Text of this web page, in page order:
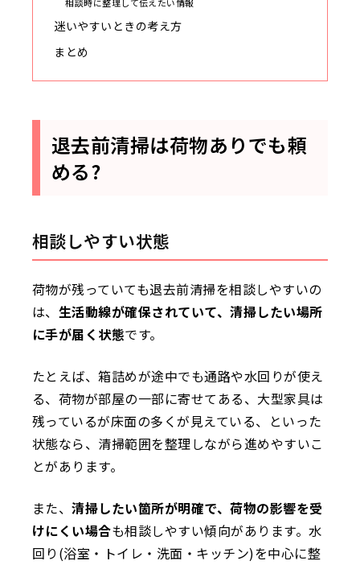
迷いやすいときの考え方
まとめ
退去前清掃は荷物ありでも頼
める?
相談しやすい状態
荷物が残っていても退去前清掃を相談しやすいの
は、 生活動線が確保されていて、清掃したい場所
に手が届く状態です。
たとえば、箱詰めが途中でも通路や水回りが使え
る、荷物が部屋の一部に寄せてある、大型家具は
残っているが床面の多くが見えている、といった
状態なら、清掃範囲を整理しながら進めやすいこ
とがあります。
また、清掃したい箇所が明確で、荷物の影響を受
けにくい場合も相談しやすい傾向があります。水
回り(浴室・トイレ・洗面・キッチン)を中心に整